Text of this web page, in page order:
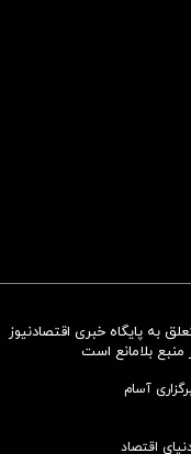
همسنگ با شاخص
به پایگاه خبری اقتصادنیوز
منبع بلامانع است
آسام
اقتصاد